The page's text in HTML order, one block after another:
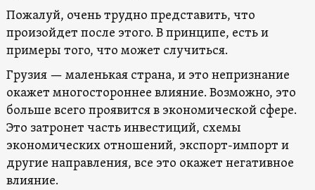
Пожалуй, очень трудно представить, что
произойдет после этого. В принципе, есть и
примеры того, что может случиться.
Грузия — маленькая страна, и это непризнание
окажет многостороннее влияние. Возможно, это
больше всего проявится в экономической сфере.
Это затронет часть инвестиций, схемы
экономических отношений, экспорт-импорт и
другие направления, все это окажет негативное
влияние.